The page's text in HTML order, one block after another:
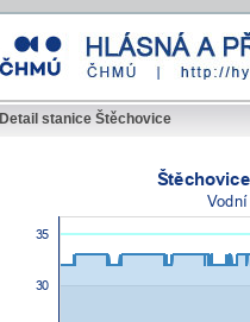
Detail stanice Štěchovice